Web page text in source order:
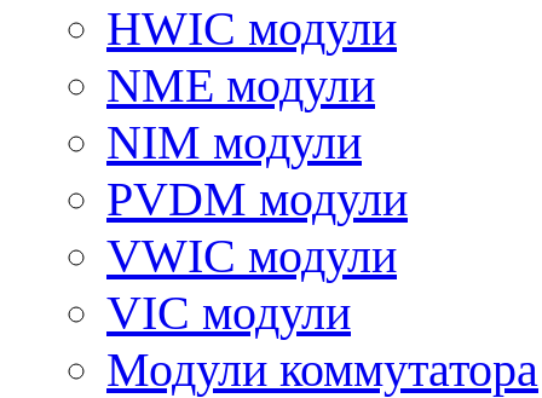
HWIC модули
NME модули
NIM модули
PVDM модули
VWIC модули
VIC модули
Модули коммутатора